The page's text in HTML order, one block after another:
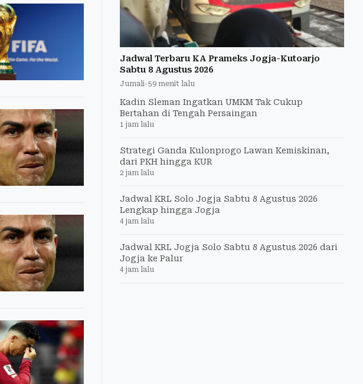
Jadwal Terbaru KA Prameks Jogja-Kutoarjo
Sabtu 8 Agustus 2026
Jumali-59 menit lalu
Kadin Sleman Ingatkan UMKM Tak Cukup
Bertahan di Tengah Persaingan
1 jam lalu
Strategi Ganda Kulonprogo Lawan Kemiskinan,
dari PKH hingga KUR
2 jam lalu
Jadwal KRL Solo Jogja Sabtu 8 Agustus 2026
Lengkap hingga Jogja
4 jam lalu
Jadwal KRL Jogja Solo Sabtu 8 Agustus 2026 dari
Jogja ke Palur
4 jam lalu